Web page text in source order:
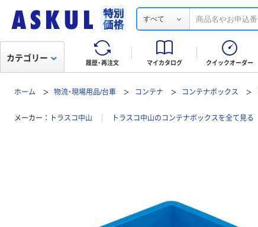
すべて
履歴・再注文 マイカタログ クイックオーダー
カテゴリー
ホーム 物流・現場用品/台車 コンテナ コンテナボックス
メーカー トラスコ中山 トラスコ中山のコンテナボックスを全て見る